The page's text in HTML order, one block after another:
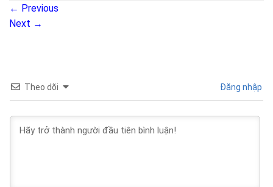
← Previous
Next →
Theo dõi Đăng nhập